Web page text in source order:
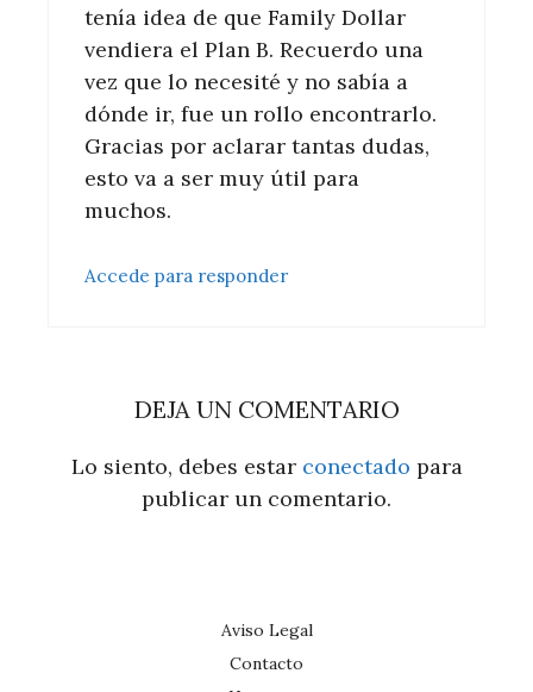
tenía idea de que Family Dollar
vendiera el Plan B. Recuerdo una
vez que lo necesité y no sabía a
dónde ir, fue un rollo encontrarlo.
Gracias por aclarar tantas dudas,
esto va a ser muy útil para
muchos.
Accede para responder
DEJA UN COMENTARIO
Lo siento, debes estar conectado para
publicar un comentario.
Aviso Legal
Contacto